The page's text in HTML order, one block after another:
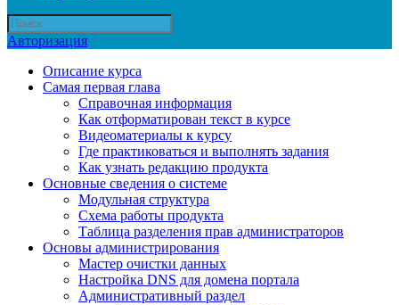
Авторизация
Описание курса
Самая первая глава
Справочная информация
Как отформатирован текст в курсе
Видеоматериалы к курсу
Где практиковаться и выполнять задания
Как узнать редакцию продукта
Основные сведения о системе
Модульная структура
Схема работы продукта
Таблица разделения прав администраторов
Основы администрирования
Мастер очистки данных
Настройка DNS для домена портала
Административный раздел